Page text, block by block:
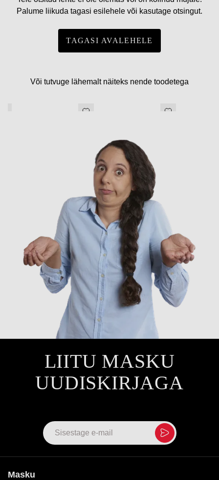
Palume liikuda tagasi esilehele või kasutage otsingut.
TAGASI AVALEHELE
Või tutvuge lähemalt näiteks nende toodetega
LIITU MASKU
UUDISKIRJAGA
Masku